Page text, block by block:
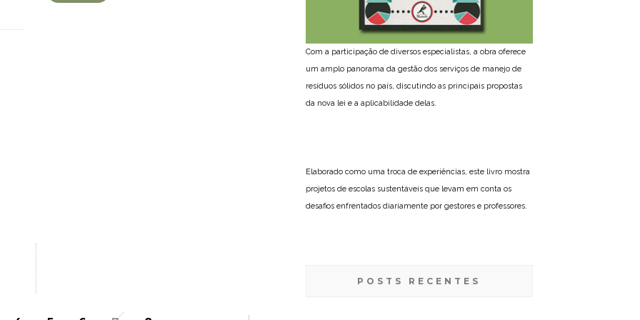
Com a participação de diversos especialistas, a obra oferece
um amplo panorama da gestão dos serviços de manejo de
resíduos sólidos no país, discutindo as principais propostas
da nova lei e a aplicabilidade delas.
Elaborado como uma troca de experiências, este livro mostra
projetos de escolas sustentáveis que levam em conta os
desafios enfrentados diariamente por gestores e professores.
POSTS RECENTES